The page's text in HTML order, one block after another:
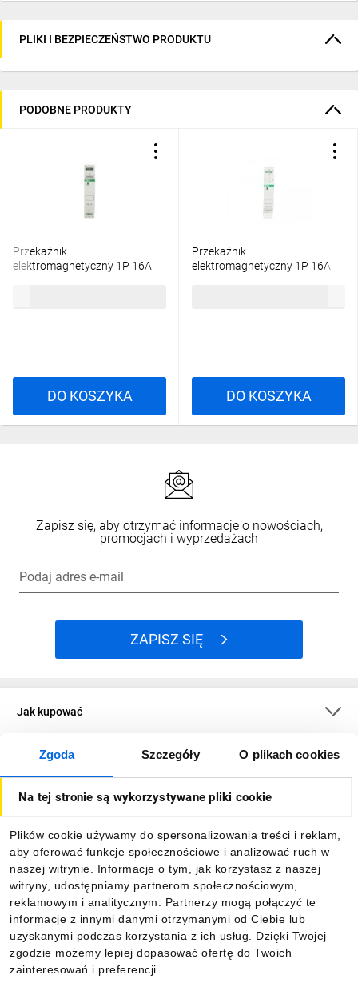
Zgoda Szczegóły O plikach cookies
Na tej stronie są wykorzystywane pliki cookie
Plików cookie używamy do spersonalizowania treści i reklam,
aby oferować funkcje społecznościowe i analizować ruch w
naszej witrynie. Informacje o tym, jak korzystasz z naszej
witryny, udostępniamy partnerom społecznościowym,
reklamowym i analitycznym. Partnerzy mogą połączyć te
informacje z innymi danymi otrzymanymi od Ciebie lub
uzyskanymi podczas korzystania z ich usług. Dzięki Twojej
zgodzie możemy lepiej dopasować ofertę do Twoich
zainteresowań i preferencji.
PLIKI I BEZPIECZEŃSTWO PRODUKTU
PODOBNE PRODUKTY
Przekaźnik
elektromagnetyczny 1P 16A
DO KOSZYKA
Przekaźnik
elektromagnetyczny 1P 16A
DO KOSZYKA
Zapisz się, aby otrzymać informacje o nowościach,
promocjach i wyprzedażach
Podaj adres e-mail
ZAPISZ SIĘ
Jak kupować
O firmie
Informacje
Pobierz naszą aplikację mobilną: